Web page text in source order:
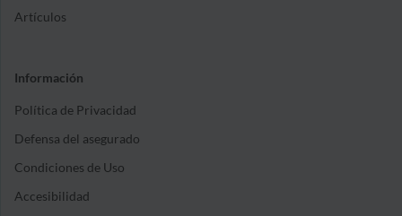
Artículos
Información
Política de Privacidad
Defensa del asegurado
Condiciones de Uso
Accesibilidad